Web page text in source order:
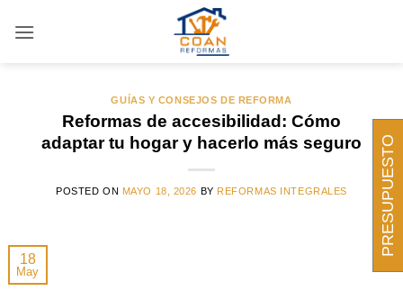
ARCHIVOS DE ETIQUETAS:
CASA
GUÍAS Y CONSEJOS DE REFORMA
Reformas de accesibilidad: Cómo
adaptar tu hogar y hacerlo más seguro
POSTED ON MAYO 18, 2026 BY REFORMAS INTEGRALES
18
May
PRESUPUESTO